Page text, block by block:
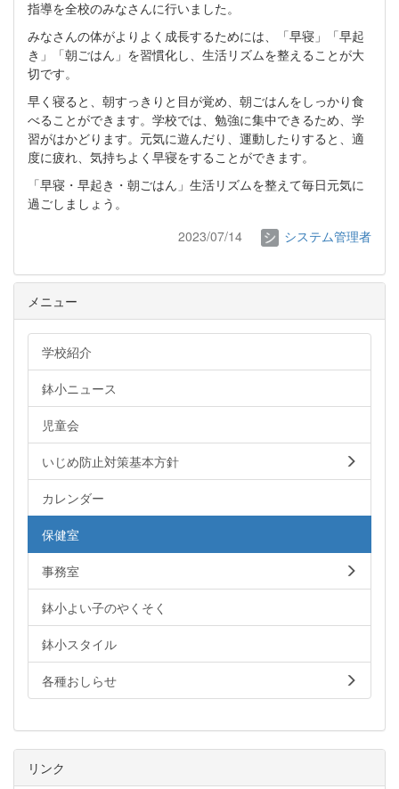
指導を全校のみなさんに行いました。
みなさんの体がよりよく成長するためには、「早寝」「早起
き」「朝ごはん」を習慣化し、生活リズムを整えることが大
切です。
早く寝ると、朝すっきりと目が覚め、朝ごはんをしっかり食
べることができます。 学校では、勉強に集中できるため、学
習がはかどります。 元気に遊んだり、運動したりすると、適
度に疲れ、気持ちよく早寝をすることができます。
「早寝・早起き・朝ごはん」生活リズムを整えて毎日元気に
過ごしましょう。
2023/07/14 システム管理者
メニュー
学校紹介
鉢小ニュース
児童会
いじめ防止対策基本方針
カレンダー
保健室
事務室
鉢小よい子のやくそく
鉢小スタイル
各種おしらせ
リンク